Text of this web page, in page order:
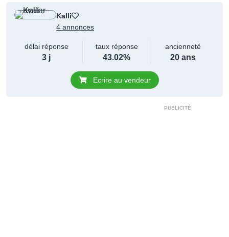
Kalli
4 annonces
délai réponse
3 j
taux réponse
43.02%
ancienneté
20 ans
Ecrire au vendeur